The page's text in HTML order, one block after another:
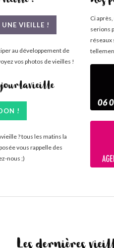
UNE VIEILLE !
au développement de
vos photos de vieilles !
!
? tous les matins la
vous rappelle des
nous ;)
Ci
serions
réseaux